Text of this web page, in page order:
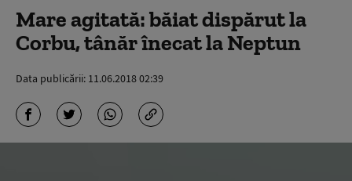
Mare agitată: băiat dispărut la
Corbu, tânăr înecat la Neptun
Data publicării: 11.06.2018 02:39